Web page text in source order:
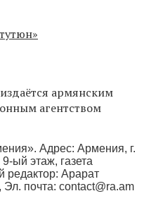
армянским
агентством
Адрес: Армения, г.
ый этаж, газета
редактор: Арарат
Эл. почта: contact@ra.am